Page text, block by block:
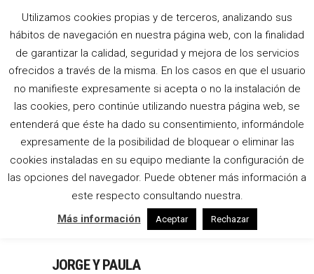
FINCA MARIA ANA
TAG
JORGE Y PAULA
Utilizamos cookies propias y de terceros, analizando sus
hábitos de navegación en nuestra página web, con la finalidad
de garantizar la calidad, seguridad y mejora de los servicios
ofrecidos a través de la misma. En los casos en que el usuario
no manifieste expresamente si acepta o no la instalación de
las cookies, pero continúe utilizando nuestra página web, se
entenderá que éste ha dado su consentimiento, informándole
expresamente de la posibilidad de bloquear o eliminar las
cookies instaladas en su equipo mediante la configuración de
las opciones del navegador. Puede obtener más información a
este respecto consultando nuestra.
Más información
Aceptar Rechazar